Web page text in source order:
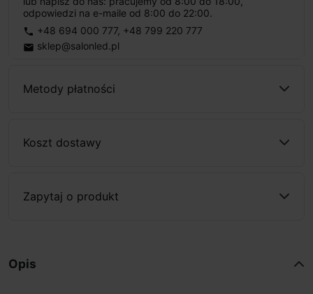
odpowiedzi na e-maile od 8:00 do 22:00.
phone +48 694 000 777, +48 799 220 777
email sklep@salonled.pl
Metody płatności
Koszt dostawy
Zapytaj o produkt
Opis